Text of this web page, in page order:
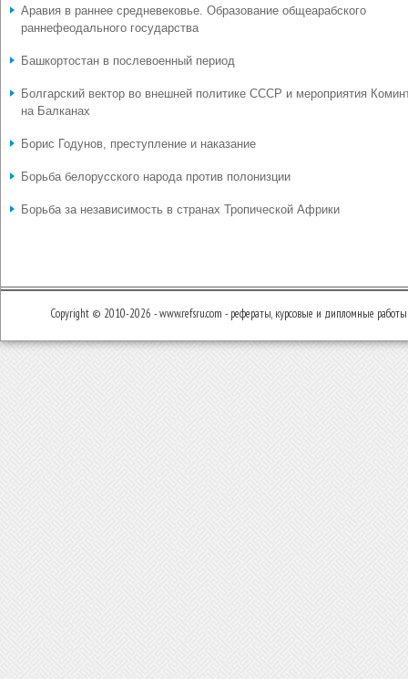
Аравия в раннее средневековье. Образование общеарабского
раннефеодального государства
Башкортостан в послевоенный период
Болгарский вектор во внешней политике СССР и мероприятия
на Балканах
Борис Годунов, преступление и наказание
Борьба белорусского народа против полонизции
Борьба за независимость в странах Тропической Африки
Copyright © 2010-2026 - www.refsru.com - рефераты, курсовые и дипломные работы